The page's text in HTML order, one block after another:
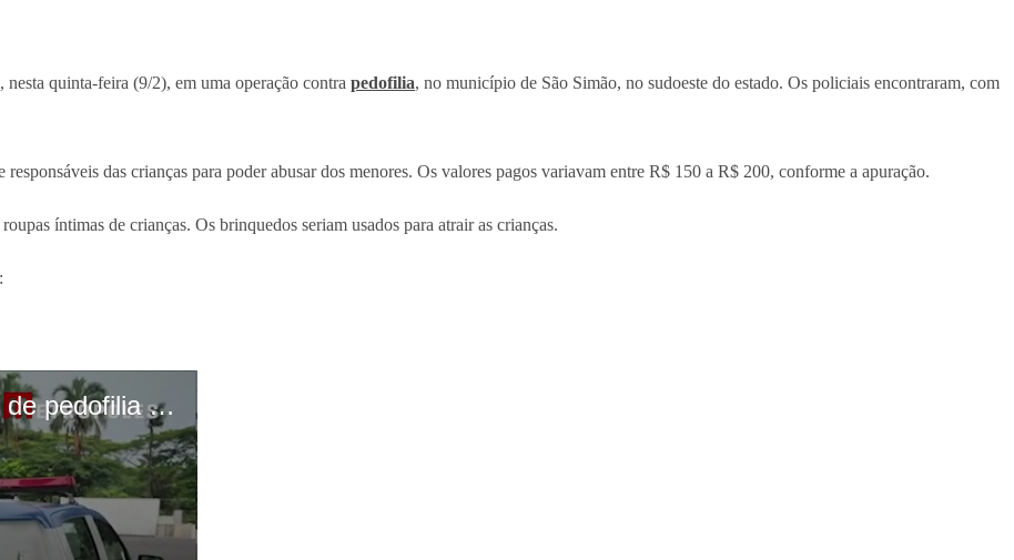
nesta quinta-feira (9/2), em uma operação contra pedofilia, no município de São Simão, no sudoeste do estado. Os policiais encontraram, com
das crianças para poder abusar dos menores. Os valores pagos variavam entre R$ 150 a R$ 200, conforme a apuração.
íntimas de crianças. Os brinquedos seriam usados para atrair as crianças.